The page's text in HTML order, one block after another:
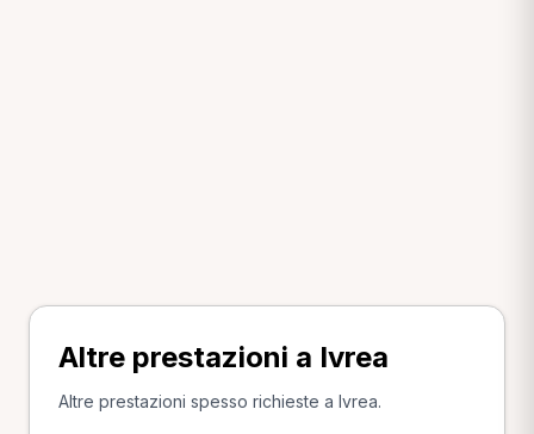
Altre prestazioni a Ivrea
Altre prestazioni spesso richieste a Ivrea.